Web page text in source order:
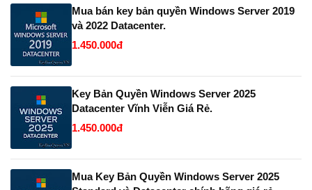
Mua bán key bản quyền Windows Server 2019
và 2022 Datacenter.
1.450.000đ
Key Bản Quyền Windows Server 2025
Datacenter Vĩnh Viễn Giá Rẻ.
1.450.000đ
Mua Key Bản Quyền Windows Server 2025